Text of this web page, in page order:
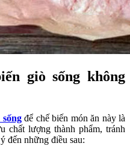
giò sống không
để chế biến món ăn này là
chất lượng thành phẩm, tránh
đến những điều sau: